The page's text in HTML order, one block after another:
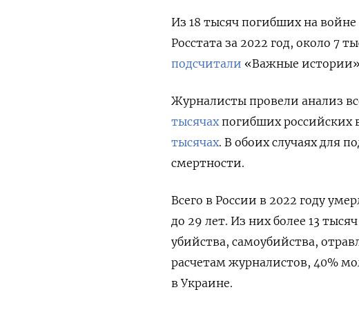
Из 18 тысяч погибших на
Росстата за 2022 год, около 7
подсчитали «Важные
Журналисты провели анализ
тысячахпогибшихроссийских
тысячах. В обоих случаях для
смертности.
Всего в России в 2022 году
до 29 лет. Из них более 13
убийства, самоубийства,
расчетам журналистов, 40%
в Украине.